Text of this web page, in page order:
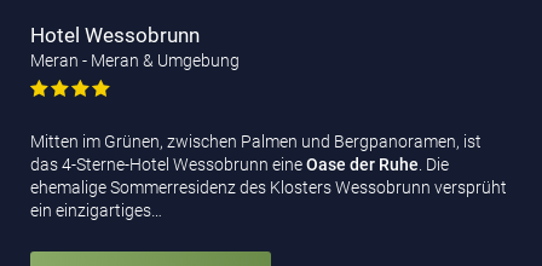
Hotel Wessobrunn
Meran - Meran & Umgebung
Mitten im Grünen, zwischen Palmen und Bergpanoramen, ist
das 4-Sterne-Hotel Wessobrunn eineOase der Ruhe . Die
ehemalige Sommerresidenz des Klosters Wessobrunn versprüht
ein einzigartiges…